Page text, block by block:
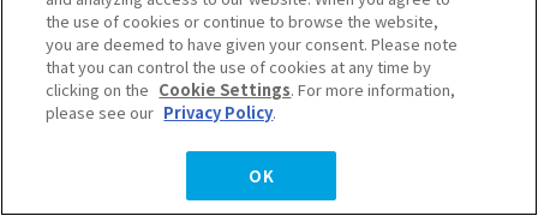
the use of cookies or continue to browse the website,
you are deemed to have given your consent. Please note
that you can control the use of cookies at any time by
clicking on the Cookie Settings. For more information,
please see our Privacy Policy.
OK